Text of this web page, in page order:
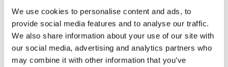
We use cookies to personalise content and ads, to
provide social media features and to analyse our traffic.
We also share information about your use of our site with
our social media, advertising and analytics partners who
may combine it with other information that you’ve
IN DEN WARENKORB